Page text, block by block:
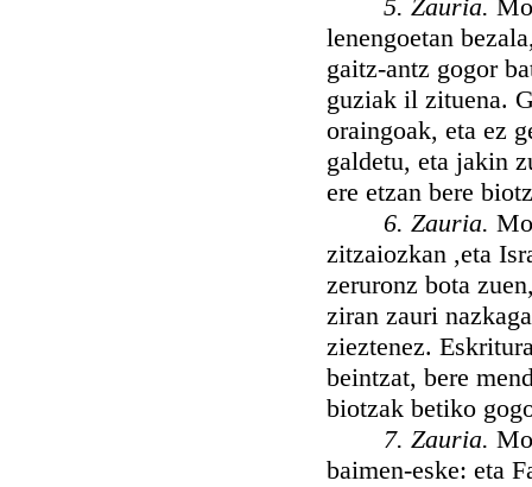
5. Zauria.
lenengoetan
gaitz-antz gogor
guziak il zituena.
oraingoak, eta ez
galdetu, eta jakin
ere etzan bere
6. Zauria.
zitzaiozkan ,eta
zeruronz bota
ziran zauri
zieztenez.
beintzat, bere
biotzak betiko
7. Zauria.
baimen-eske: eta